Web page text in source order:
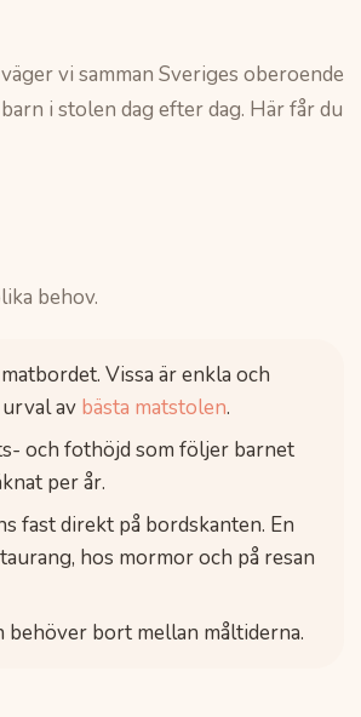
vi samman Sveriges oberoende
i stolen dag efter dag. Här får du
behov.
Vissa är enkla och
av bästa matstolen.
och fothöjd som följer barnet
per år.
fast direkt på bordskanten. En
hos mormor och på resan
behöver bort mellan måltiderna.